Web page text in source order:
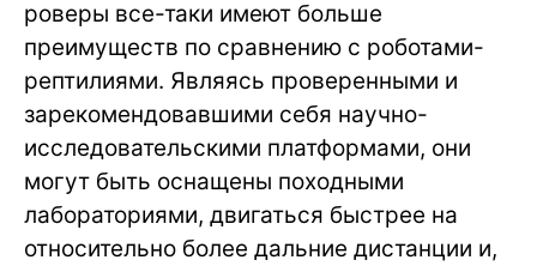
роверы все-таки имеют больше
преимуществ по сравнению с роботами-
рептилиями. Являясь проверенными и
зарекомендовавшими себя научно-
исследовательскими платформами, они
могут быть оснащены походными
лабораториями, двигаться быстрее на
относительно более дальние дистанции и,